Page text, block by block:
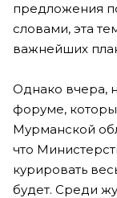
предложения
словами, эта
важнейших
Однако вчера,
форуме,
Мурманской
что
курировать
будет. Среди